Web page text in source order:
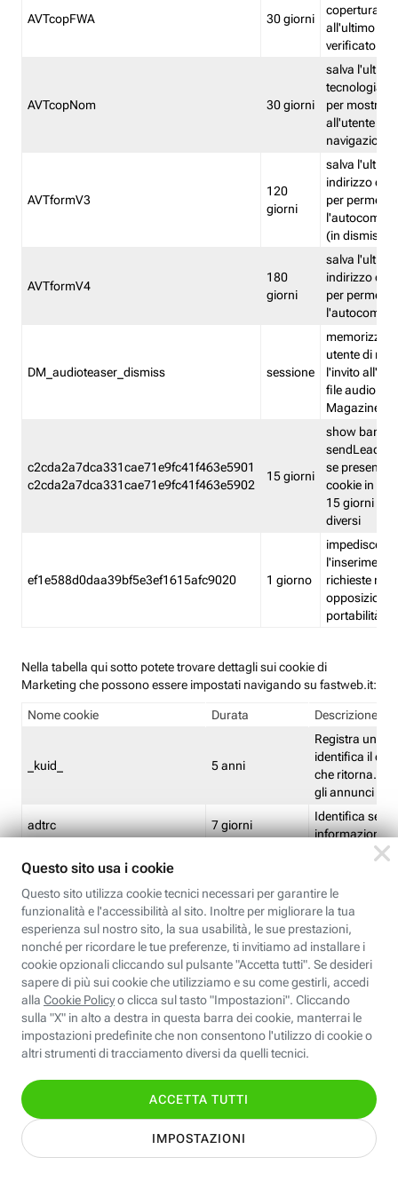
AVTcopFWA 30 giorni
copertura
all'ultimo
verificato
AVTcopNom 30 giorni
salva l'ultima
tecnologia
per
all'utente
navigazione
AVTformV3
120
giorni
salva l'ultimo
indirizzo di
per
(in
AVTformV4
180
giorni
salva l'ultimo
indirizzo di
per
DM_audioteaser_dismiss sessione
memorizza
utente di
l'invito
file audio del
Magazine
c2cda2a7dca331cae71e9fc41f463e5901
c2cda2a7dca331cae71e9fc41f463e5902
15 giorni
show banner
sendLead
se presenti
cookie in un
15 giorni e
diversi
ef1e588d0daa39bf5e3ef1615afc9020 1 giorno
impedisce
l'inserimento
richieste
opposizione
portabilità
Nella tabella qui sotto potete trovare dettagli sui cookie di
Marketing che possono essere impostati navigando su fastweb.it:
Nome cookie Durata Descrizione
_kuid_ 5 anni
Registra un ID
identifica il
che ritorna.
gli annunci
adtrc 7 giorni
Identifica se
informazioni
CFFC<TagID>
Limite di
CM 1 giorno
Identifica se
ricontrollare
corrispondenti
(impostata da
CM14 14 giorni
Identifica se
ricontrollare
corrispondenti
(impostata da
pagine
EBFC<BannerID> 7 giorni
Identifica la
banner
Identifica la